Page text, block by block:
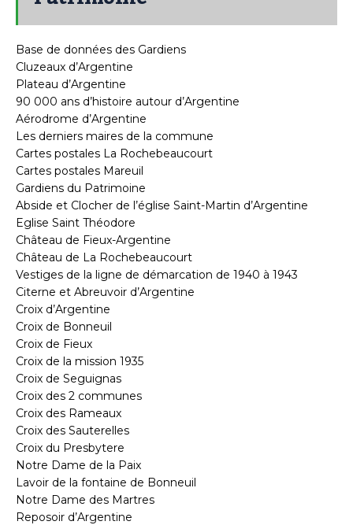
Base de données des Gardiens
Cluzeaux d’Argentine
Plateau d’Argentine
90 000 ans d’histoire autour d’Argentine
Aérodrome d’Argentine
Les derniers maires de la commune
Cartes postales La Rochebeaucourt
Cartes postales Mareuil
Gardiens du Patrimoine
Abside et Clocher de l’église Saint-Martin d’Argentine
Eglise Saint Théodore
Château de Fieux-Argentine
Château de La Rochebeaucourt
Vestiges de la ligne de démarcation de 1940 à 1943
Citerne et Abreuvoir d’Argentine
Croix d’Argentine
Croix de Bonneuil
Croix de Fieux
Croix de la mission 1935
Croix de Seguignas
Croix des 2 communes
Croix des Rameaux
Croix des Sauterelles
Croix du Presbytere
Notre Dame de la Paix
Lavoir de la fontaine de Bonneuil
Notre Dame des Martres
Reposoir d’Argentine